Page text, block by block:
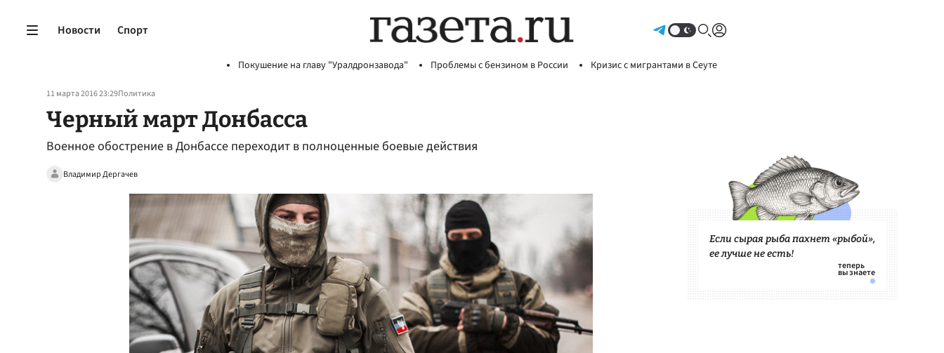
Новости Спорт
Покушение на главу "Уралдронзавода" Проблемы с бензином в России Кризис с мигрантами в Сеуте
11 марта 2016 23:29Политика
Черный март Донбасса
Военное обострение в Донбассе переходит в полноценные боевые действия
Владимир Дергачев
Если сырая рыба пахнет «рыбой»,
ее лучше не есть!